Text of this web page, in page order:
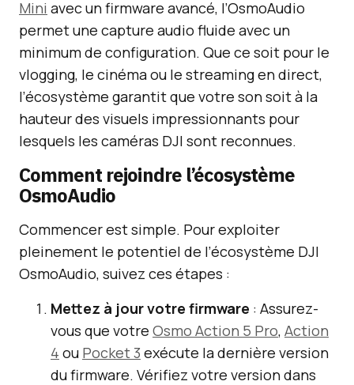
Mini avec un firmware avancé, l’OsmoAudio
permet une capture audio fluide avec un
minimum de configuration. Que ce soit pour le
vlogging, le cinéma ou le streaming en direct,
l’écosystème garantit que votre son soit à la
hauteur des visuels impressionnants pour
lesquels les caméras DJI sont reconnues.
Comment rejoindre l’écosystème
OsmoAudio
Commencer est simple. Pour exploiter
pleinement le potentiel de l’écosystème DJI
OsmoAudio, suivez ces étapes :
Mettez à jour votre firmware : Assurez-
vous que votre Osmo Action 5 Pro, Action
4 ou Pocket 3 exécute la dernière version
du firmware. Vérifiez votre version dans